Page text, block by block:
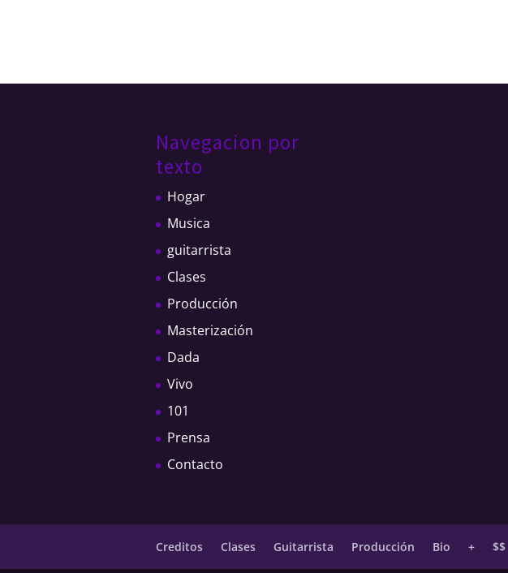
Navegacion por
texto
Hogar
Musica
guitarrista
Clases
Producción
Masterización
Dada
Vivo
101
Prensa
Contacto
Creditos Clases Guitarrista Producción Bio + $$